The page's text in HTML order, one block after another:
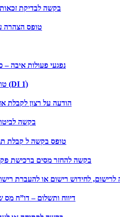
בקשה לבדיקת זכאות
טופס הצהרה
נפגעי פעולות איבה –
טופס תביעה לקצבת זקנה מגרמניה (DI 1ׁׂ)
הודעה על רצון לקבלת אזרחות
בקשה
טופס בקשה ל קבלת תג
בקשה להחזר מסים ברכישת
לחידוש רישום או להעברת
דיווח ותשלום – דו”ח מס שנתי 2020 לחברות